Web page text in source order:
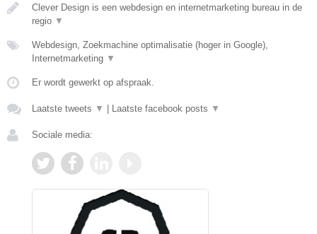
Clever Design is een webdesign en internetmarketing bureau in de
regio ▼
Webdesign, Zoekmachine optimalisatie (hoger in Google),
Internetmarketing ▼
Er wordt gewerkt op afspraak.
Laatste tweets ▼ Laatste facebook posts ▼
Sociale media: